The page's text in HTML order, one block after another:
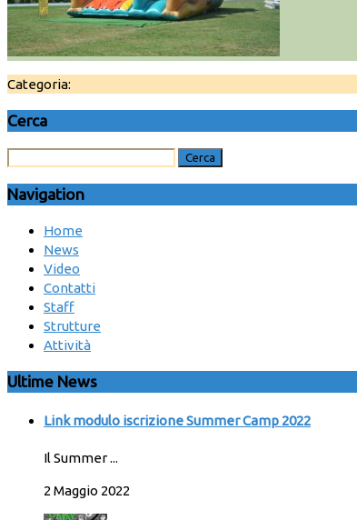
Categoria:
Cerca
Navigation
Home
News
Video
Contatti
Staff
Strutture
Attività
Ultime News
Link modulo iscrizione Summer Camp 2022
Il Summer ...
2 Maggio 2022